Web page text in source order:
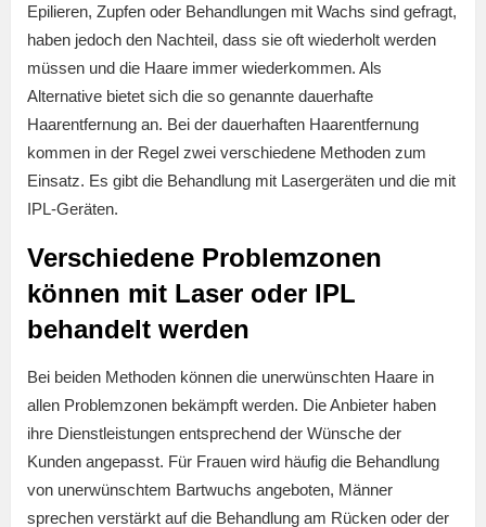
Epilieren, Zupfen oder Behandlungen mit Wachs sind gefragt,
haben jedoch den Nachteil, dass sie oft wiederholt werden
müssen und die Haare immer wiederkommen. Als
Alternative bietet sich die so genannte dauerhafte
Haarentfernung an. Bei der dauerhaften Haarentfernung
kommen in der Regel zwei verschiedene Methoden zum
Einsatz. Es gibt die Behandlung mit Lasergeräten und die mit
IPL-Geräten.
Verschiedene Problemzonen
können mit Laser oder IPL
behandelt werden
Bei beiden Methoden können die unerwünschten Haare in
allen Problemzonen bekämpft werden. Die Anbieter haben
ihre Dienstleistungen entsprechend der Wünsche der
Kunden angepasst. Für Frauen wird häufig die Behandlung
von unerwünschtem Bartwuchs angeboten, Männer
sprechen verstärkt auf die Behandlung am Rücken oder der